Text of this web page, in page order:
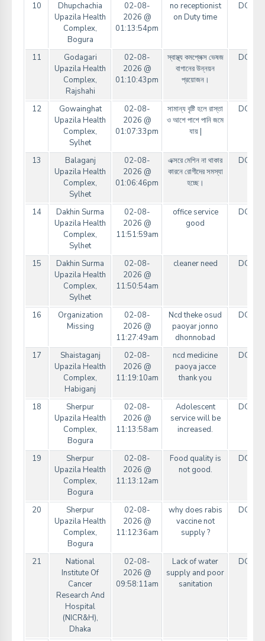
10
Dhupchachia
Upazila Health
Complex,
Bogura
02-08-
2026 @
01:13:54pm
no receptionist
on Duty time
DGHS
11
Godagari
Upazila Health
Complex,
Rajshahi
02-08-
2026 @
01:10:43pm
স্বাস্থ্য কমপ্লেক্স ভেষজ
বাগানের উন্নয়ন
প্রয়োজন।
DGHS
12
Gowainghat
Upazila Health
Complex,
Sylhet
02-08-
2026 @
01:07:33pm
সামান্য বৃষ্টি হলে রাস্তা
ও আশে পাশে পানি জমে
যায় |
DGHS
13
Balaganj
Upazila Health
Complex,
Sylhet
02-08-
2026 @
01:06:46pm
এক্সরে মেশিন না থাকার
কারনে রোগীদের সমস্যা
হচ্ছে।
DGHS
14
Dakhin Surma
Upazila Health
Complex,
Sylhet
02-08-
2026 @
11:51:59am
office service
good
DGHS
15
Dakhin Surma
Upazila Health
Complex,
Sylhet
02-08-
2026 @
11:50:54am
cleaner need DGHS
16
Organization
Missing
02-08-
2026 @
11:27:49am
Ncd theke osud
paoyar jonno
dhonnobad
DGHS
17
Shaistaganj
Upazila Health
Complex,
Habiganj
02-08-
2026 @
11:19:10am
ncd medicine
paoya jacce
thank you
DGHS
18
Sherpur
Upazila Health
Complex,
Bogura
02-08-
2026 @
11:13:58am
Adolescent
service will be
increased.
DGHS
19
Sherpur
Upazila Health
Complex,
Bogura
02-08-
2026 @
11:13:12am
Food quality is
not good.
DGHS
20
Sherpur
Upazila Health
Complex,
Bogura
02-08-
2026 @
11:12:36am
why does rabis
vaccine not
supply ?
DGHS
21
National
Institute Of
Cancer
Research And
Hospital
(NICR&H),
Dhaka
02-08-
2026 @
09:58:11am
Lack of water
supply and poor
sanitation
DGHS